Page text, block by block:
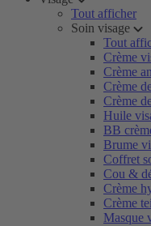
Tout afficher
Soin visage
Tout
Crème
Crème
Crème
Crème
Huile
BB
Brume
Coffret
Cou &
Crème
Crème
Masque